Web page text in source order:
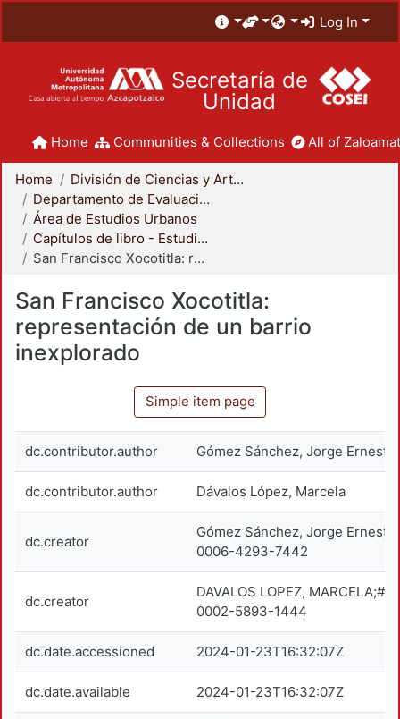
Log In
Secretaría de
Unidad
Home Communities & Collections All of
Home
División de Ciencias y Artes para el Diseño
Departamento de Evaluación del Diseño en el Tiempo
Área de Estudios Urbanos
Capítulos de libro - Estudios Urbanos
San Francisco Xocotitla: representación de un barrio inexplorado
San Francisco Xocotitla:
representación de un barrio
inexplorado
Simple item page
dc.contributor.author Gómez Sánchez, Jorge Ernesto
dc.contributor.author Dávalos López, Marcela
dc.creator
Gómez Sánchez, Jorge
0006-4293-7442
dc.creator
DAVALOS LOPEZ,
0002-5893-1444
dc.date.accessioned 2024-01-23T16:32:07Z
dc.date.available 2024-01-23T16:32:07Z